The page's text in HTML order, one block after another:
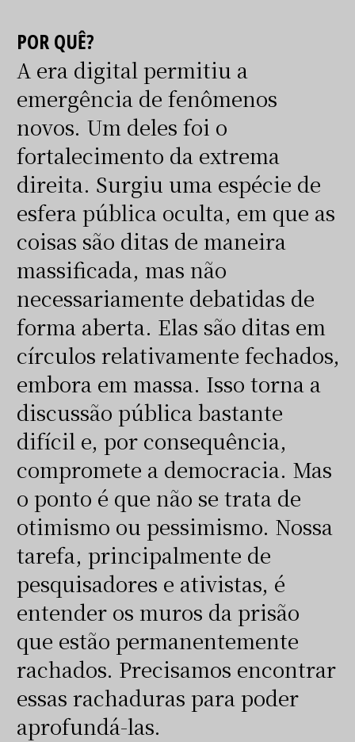
POR QUÊ?
A era digital permitiu a
emergência de fenômenos
novos. Um deles foi o
fortalecimento da extrema
direita. Surgiu uma espécie de
esfera pública oculta, em que as
coisas são ditas de maneira
massificada, mas não
necessariamente debatidas de
forma aberta. Elas são ditas em
círculos relativamente fechados,
embora em massa. Isso torna a
discussão pública bastante
difícil e, por consequência,
compromete a democracia. Mas
o ponto é que não se trata de
otimismo ou pessimismo. Nossa
tarefa, principalmente de
pesquisadores e ativistas, é
entender os muros da prisão
que estão permanentemente
rachados. Precisamos encontrar
essas rachaduras para poder
aprofundá-las.